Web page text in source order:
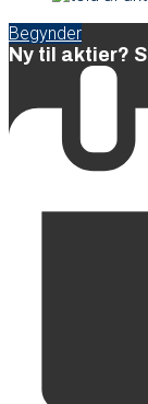
Begynder
Ny til aktier?